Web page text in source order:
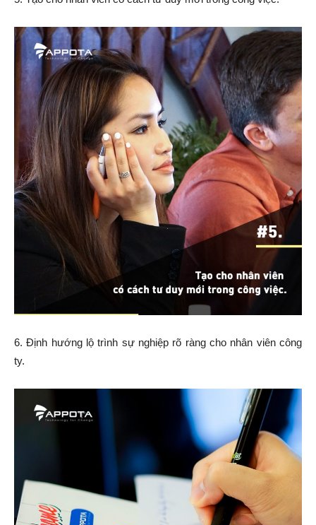
6. Định hướng lộ trình sự nghiệp rõ ràng cho nhân viên công
ty.